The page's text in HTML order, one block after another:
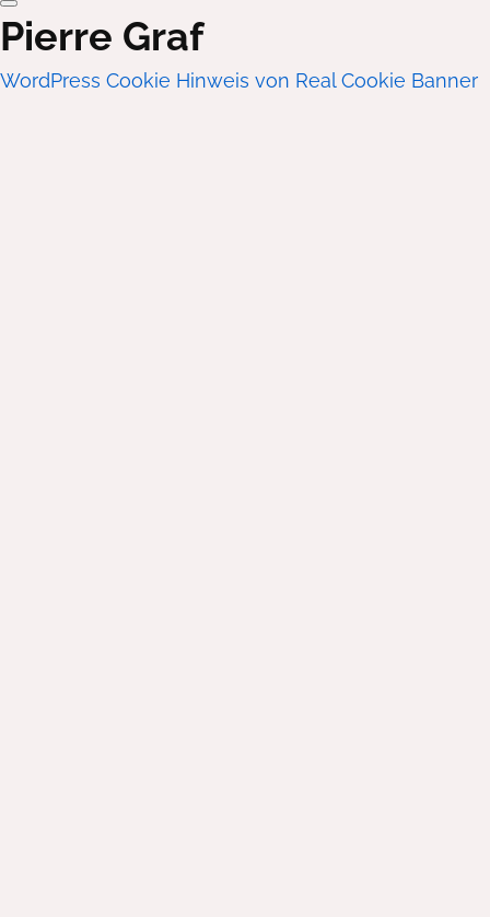
Pierre Graf
WordPress Cookie Hinweis von Real Cookie Banner